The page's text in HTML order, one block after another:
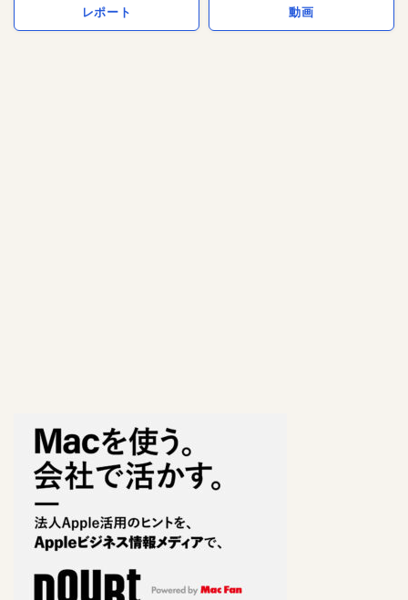
レポート 動画